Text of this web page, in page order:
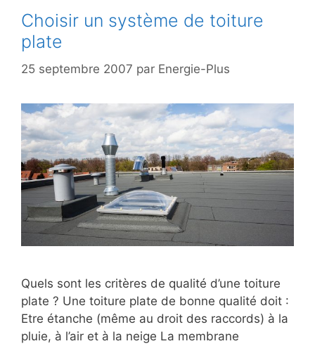
Choisir un système de toiture
plate
25 septembre 2007 par Energie-Plus
Quels sont les critères de qualité d’une toiture
plate ? Une toiture plate de bonne qualité doit :
Etre étanche (même au droit des raccords) à la
pluie, à l’air et à la neige La membrane